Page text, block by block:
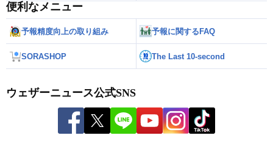
便利なメニュー
予報精度向上の取り組み 予報に関するFAQ
SORASHOP The Last 10-second
ウェザーニュース公式SNS